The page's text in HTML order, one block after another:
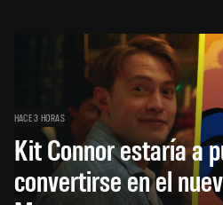
HACE 3 HORAS
Kit Connor estaría a
convertirse en el